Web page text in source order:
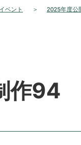
ベント 2025年度公
作94